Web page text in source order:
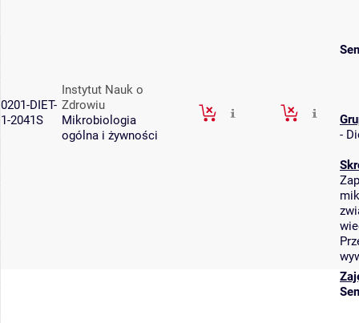
0201-DIET-
1-2041S
Instytut Nauk o
Zdrowiu
Mikrobiologia
ogólna i żywności
-